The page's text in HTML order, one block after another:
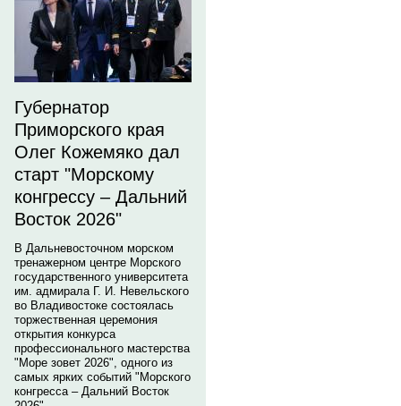
Губернатор
Приморского края
Олег Кожемяко дал
старт "Морскому
конгрессу – Дальний
Восток 2026"
В Дальневосточном морском
тренажерном центре Морского
государственного университета
им. адмирала Г. И. Невельского
во Владивостоке состоялась
торжественная церемония
открытия конкурса
профессионального мастерства
"Море зовет 2026", одного из
самых ярких событий "Морского
конгресса – Дальний Восток